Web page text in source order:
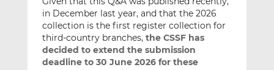
in December last year, and that the 2026
collection is the first register collection for
third-country branches, the CSSF has
decided to extend the submission
deadline to 30 June 2026 for these